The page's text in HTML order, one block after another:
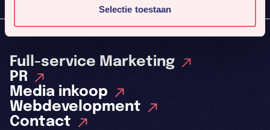
Selectie toestaan
Full-service Marketing
PR
Media inkoop
Webdevelopment
Contact